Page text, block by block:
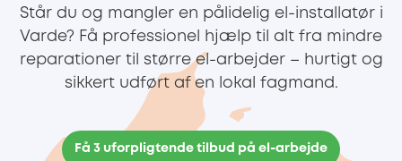
Står du og mangler en pålidelig el-installatør i
Varde? Få professionel hjælp til alt fra mindre
reparationer til større el-arbejder – hurtigt og
sikkert udført af en lokal fagmand.
Få 3 uforpligtende tilbud på el-arbejde